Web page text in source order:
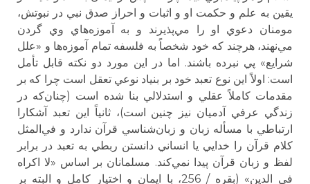
يقين به علم و حكمت او و اثبات و احراز صدق نبي در نبوتش،
مومنان دعوي او را مي‌پذيرند و به آموزه‌هاي وي گردن
مي‌نهند، هرچند كه خود شخصاً به فلسفه تمام آموزه‌ها و «علل
شرايع» پي نبرده باشند. اما در اين مورد دو نكته قابل تأمل
است: اولاً اين نوع تعبد خود بر بنياد نوعي تعقل است چرا كه بر
مقدمات كاملاً عقلي و استدلالي بنا شده است (چنان‌كه در
زندگي عرفي آدميان نيز چنين است)، ثانياً اين تعبد آشكارا
ارتباطي با مسأله زبان و زبان‌شناسي قرآن ندارد و في‌المثل
كلام قرآن را خدايي يا انساني دانستن ربطي به تعبد در برابر
لفظ و زبان قرآن پيدا نمي‌كند. مسلمانان بر اساس «لا اكراه
في الدين» (بقره / 256، با ايمان و اختيار كامل و البته بر